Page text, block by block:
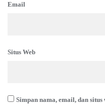
Email
Situs Web
Simpan nama, email, dan